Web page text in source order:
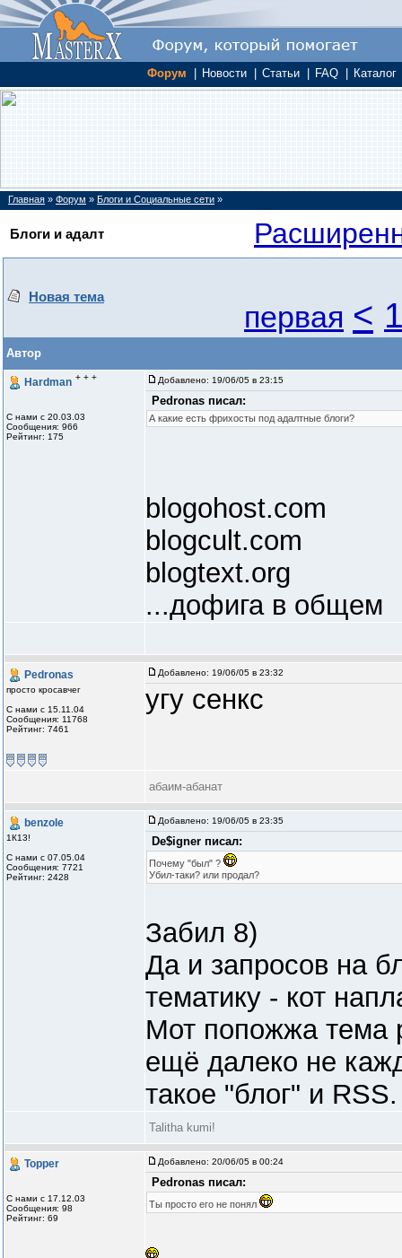
Форум Новости Статьи FAQ Каталог
Главная » Форум » Блоги и Социальные сети »
Блоги и адалт
Новая тема
первая <
Автор
Hardman + + +
С нами с 20.03.03
Сообщения: 966
Рейтинг: 175
Добавлено: 19/06/05 в 23:15
Pedronas писал:
А какие есть фрихосты под адалтные блоги?
blogohost.com
blogcult.com
blogtext.org
...дофига в общем
Pedronas
просто кросавчег
С нами с 15.11.04
Сообщения: 11768
Рейтинг: 7461
Добавлено: 19/06/05 в 23:32
угу сенкс
абаим-абанат
benzole
1К13!
С нами с 07.05.04
Сообщения: 7721
Рейтинг: 2428
Добавлено: 19/06/05 в 23:35
De$igner писал:
Почему "был" ?
Убил-таки? или продал?
Забил 8)
Да и запросов на
тематику - кот
Мот попожжа тема
ещё далеко не
такое "блог" и RSS.
Talitha kumi!
Topper
С нами с 17.12.03
Сообщения: 98
Рейтинг: 69
Добавлено: 20/06/05 в 00:24
Pedronas писал:
Ты просто его не понял